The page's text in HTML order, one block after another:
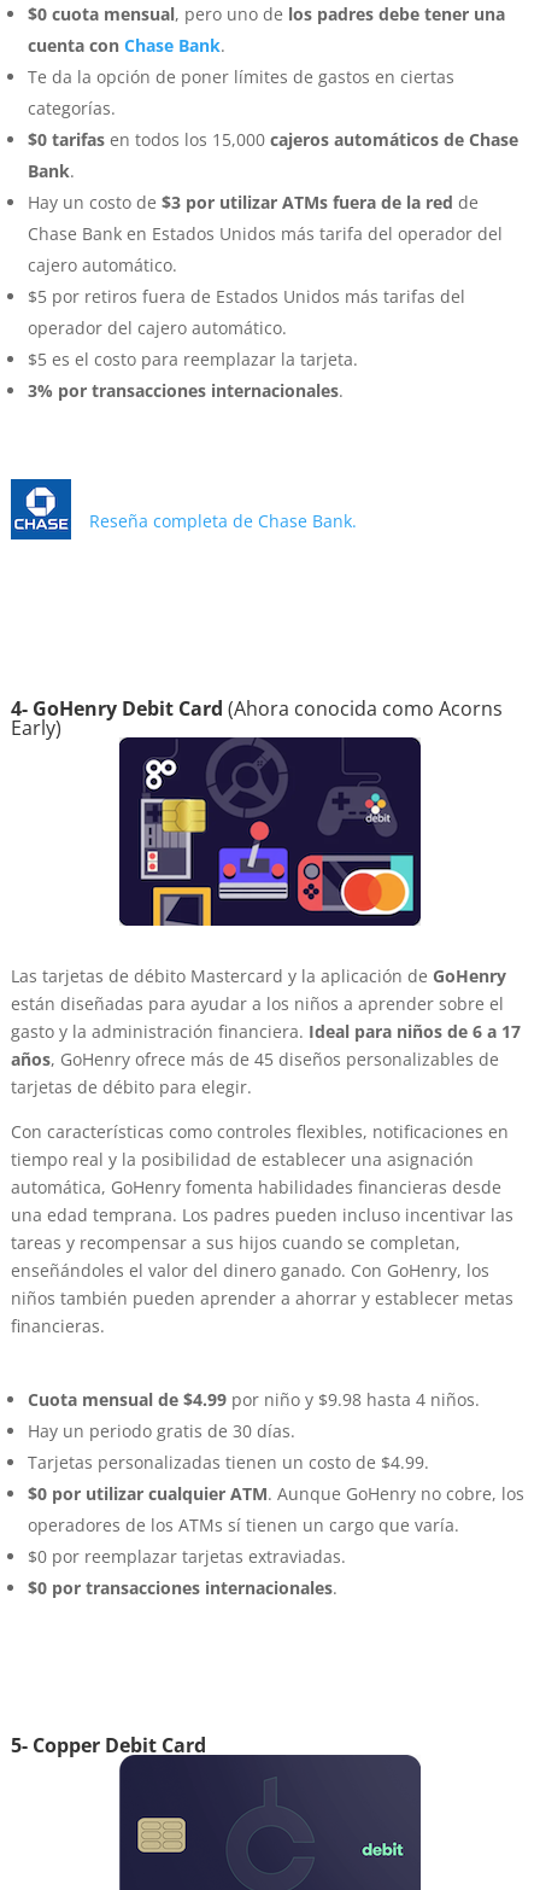
$0 cuota mensual, pero uno de los padres debe tener una
cuenta con Chase Bank.
Te da la opción de poner límites de gastos en ciertas
categorías.
$0 tarifasen todos los 15,000 cajeros automáticos de Chase
Bank.
Hay un costo de $3 por utilizar ATMs fuera de la red de
Chase Bank en Estados Unidos más tarifa del operador del
cajero automático.
$5 por retiros fuera de Estados Unidos más tarifas del
operador del cajero automático.
$5 es el costo para reemplazar la tarjeta.
3% por transacciones internacionales.
Reseña completa de Chase Bank.
4- GoHenry Debit Card (Ahora conocida como Acorns
Early)
Las tarjetas de débito Mastercard y la aplicación de GoHenry
están diseñadas para ayudar a los niños a aprender sobre el
gasto y la administración financiera. Ideal para niños de 6 a 17
años, GoHenry ofrece más de 45 diseños personalizables de
tarjetas de débito para elegir.
Con características como controles flexibles, notificaciones en
tiempo real y la posibilidad de establecer una asignación
automática, GoHenry fomenta habilidades financieras desde
una edad temprana. Los padres pueden incluso incentivar las
tareas y recompensar a sus hijos cuando se completan,
enseñándoles el valor del dinero ganado. Con GoHenry, los
niños también pueden aprender a ahorrar y establecer metas
financieras.
Cuota mensual de $4.99por niño y $9.98 hasta 4 niños.
Hay un periodo gratis de 30 días.
Tarjetas personalizadas tienen un costo de $4.99.
$0 por utilizar cualquier ATM. Aunque GoHenry no cobre, los
operadores de los ATMs sí tienen un cargo que varía.
$0 por reemplazar tarjetas extraviadas.
$0 por transacciones internacionales.
5- Copper Debit Card